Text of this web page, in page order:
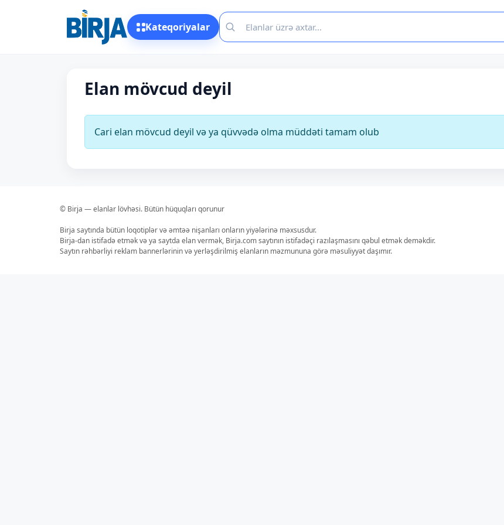
Kateqoriyalar
Elan mövcud deyil
Cari elan mövcud deyil və ya qüvvədə olma müddəti tamam olub
© Birja — elanlar lövhəsi. Bütün hüquqları qorunur
Birja saytında bütün loqotiplər və əmtəə nişanları onların yiyələrinə məxsusdur.
Birja-dan istifadə etmək və ya saytda elan vermək, Birja.com saytının istifadəçi razılaşmasını qəbul etmək deməkdir.
Saytın rəhbərliyi reklam bannerlərinin və yerləşdirilmiş elanların məzmununa görə məsuliyyət daşımır.